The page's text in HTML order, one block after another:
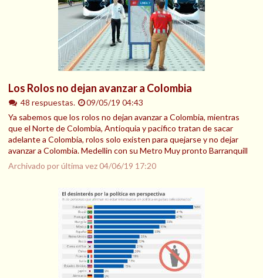
Los Rolos no dejan avanzar a Colombia
48 respuestas.
09/05/19 04:43
Ya sabemos que los rolos no dejan avanzar a Colombia, mientras
que el Norte de Colombia, Antioquia y pacifico tratan de sacar
adelante a Colombia, rolos solo existen para quejarse y no dejar
avanzar a Colombia. Medellin con su Metro Muy pronto Barranquill
Archivado por última vez04/06/19 17:20